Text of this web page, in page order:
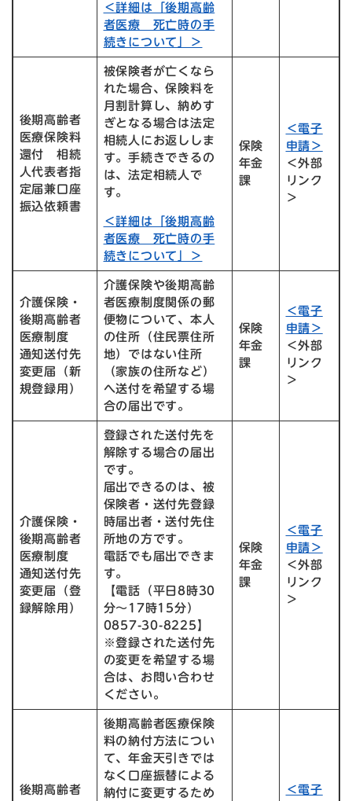
＜詳細は「後期高齢
者医療 死亡時の手
続きについて」＞
後期高齢者
医療保険料
還付 相続
人代表者指
定届兼口座
振込依頼書
被保険者が亡くなら
れた場合、保険料を
月割計算し、納めす
ぎとなる場合は法定
相続人にお返ししま
す。手続きできるの
は、法定相続人で
す。
＜詳細は「後期高齢
者医療 死亡時の手
続きについて」＞
保険
年金
課
＜電子
申請＞
＜外部
リンク
＞
介護保険・
後期高齢者
医療制度
通知送付先
変更届（新
規登録用）
介護保険や後期高齢
者医療制度関係の郵
便物について、本人
の住所（住民票住所
地）ではない住所
（家族の住所など）
へ送付を希望する場
合の届出です。
保険
年金
課
＜電子
申請＞
＜外部
リンク
＞
介護保険・
後期高齢者
医療制度
通知送付先
変更届（登
録解除用）
登録された送付先を
解除する場合の届出
です。
届出できるのは、被
保険者・送付先登録
時届出者・送付先住
所地の方です。
電話でも届出できま
す。
【電話（平日8時30
分～17時15分）
0857-30-8225】
※登録された送付先
の変更を希望する場
合は、お問い合わせ
ください。
保険
年金
課
＜電子
申請＞
＜外部
リンク
＞
後期高齢者
後期高齢者医療保険
料の納付方法につい
て、年金天引きでは
なく口座振替による
納付に変更するため
＜電子